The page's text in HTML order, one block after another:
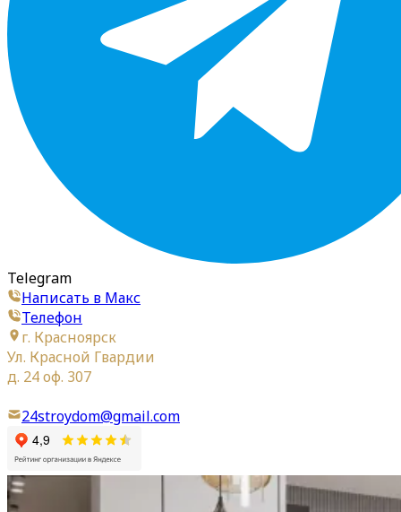
Telegram
Написать в Макс
Телефон
г. Красноярск
Ул. Красной Гвардии
д. 24 оф. 307
24stroydom@gmail.com